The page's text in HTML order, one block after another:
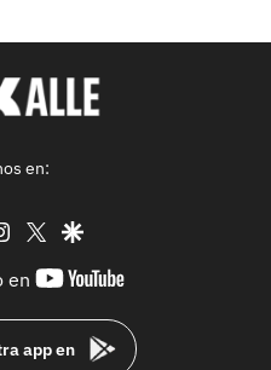
en:
instagram
twittergoogle
en
youtube-
app en